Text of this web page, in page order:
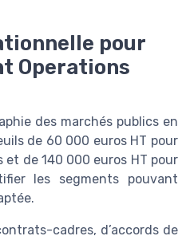
pour
Operations
des marchés publics en
de 60 000 euros HT pour
de 140 000 euros HT pour
les segments pouvant
cadres, d’accords de